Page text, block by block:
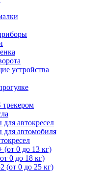
устройства
трекером
для автокресел
для автомобиля
(от 0 до 13 кг)
0 до 18 кг)
(от 0 до 25 кг)